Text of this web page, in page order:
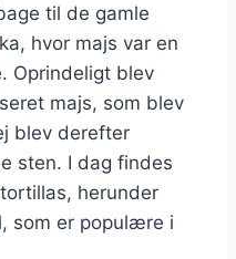
til de gamle
hvor majs var en
Oprindeligt blev
majs, som blev
blev derefter
sten. I dag findes
herunder
som er populære i